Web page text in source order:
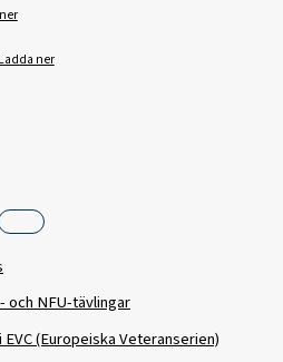
Ladda ner
och NFU-tävlingar
(Europeiska Veteranserien)